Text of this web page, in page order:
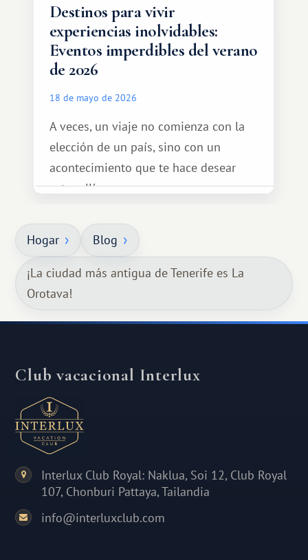
Destinos para vivir
experiencias inolvidables:
Eventos imperdibles del verano
de 2026
18 de mayo de 2026
A veces, un viaje no comienza con la
elección de un país, sino con un
acontecimiento que te hace desear
estar allí...
Hogar Blog
¡La ciudad más antigua de Tenerife es La
Orotava!
Club vacacional Interlux
Interlux Club Royal: Naklua, Soi 12, Club Royal
107, Chonburi Pattaya, Tailandia
info@interluxclub.com